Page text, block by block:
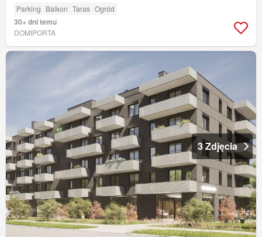
Parking Balkon Taras Ogród
30+ dni temu
DOMIPORTA
3 Zdjęcia